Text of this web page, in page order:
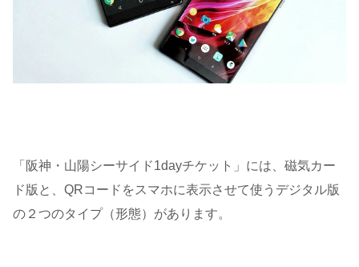
「阪神・山陽シーサイド1dayチケット」には、磁気カー
ド版と、QRコードをスマホに表示させて使うデジタル版
の２つのタイプ（形態）があります。